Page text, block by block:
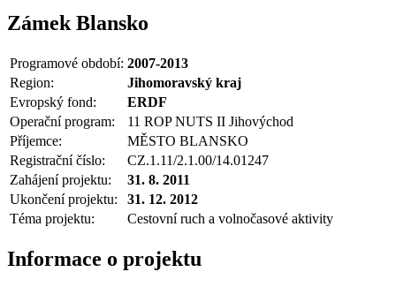
Zámek Blansko
Programové období: 2007-2013
Region:
Jihomoravský kraj
Evropský fond:
ERDF
Operační program:
11 ROP NUTS II Jihovýchod
Příjemce:
MĚSTO BLANSKO
Registrační číslo:
CZ.1.11/2.1.00/14.01247
Zahájení projektu:
31. 8. 2011
Ukončení projektu:
31. 12. 2012
Téma projektu:
Cestovní ruch a volnočasové aktivity
Informace o projektu